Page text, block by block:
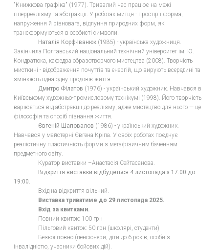
"Книжкова графіка" (1977). Тривалий час працює на межі
гіперреалізму та абстракції. У роботах митця - простір і форма,
напруження й рівновага, відлуння природних форм, які
трансформуються в особисті символи.
Наталія Корф-Іванюк (1985) - українська художниця.
Закінчила Полтавський національний технічний університет ім. Ю.
Кондратюка, кафедра образотворчого мистецтва (2008). Творчість
мисткині - відображення почуттів та енергій, що вирують всередині та
змінюють одна одну продовж життя.
Дмитро Філатов (1976) - український художник. Навчався в
Київському художньо-промисловому технікумі (1998). Його творчість
варіюється від абстракції до реалізму, адже мистецтво для нього — це
філософія та спосіб пізнання життя.
Євгеній Шаповалов (1986) - український художник.
Навчався у майстерні Євгена Кріпа. У своїх роботах поєднує
реалістичну пластичність форми з метафізичним баченням
предметного світу.
Куратор виставки –Анастасія Сейтасанова.
Відкриття виставки відбудеться 4 листопада з 17:00 до
19:00.
Вхід на відкриття вільний.
Виставка триватиме до 29 листопада 2025.
Вхід за квитками.
Повний квиток: 100 грн
Пільговий квиток: 50 грн (школярі, студенти)
Безкоштовно (пенсіонери, діти до 6 років, особи з
інвалідністю, учасники бойових дій).